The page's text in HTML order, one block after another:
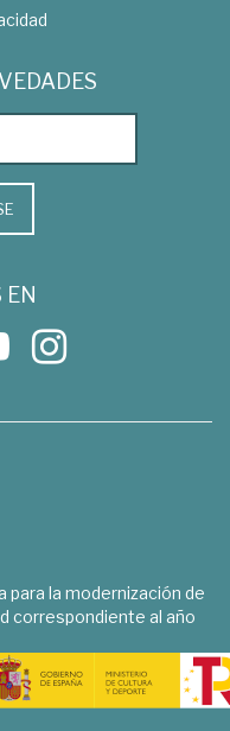
EN
para la modernización de
correspondiente al año